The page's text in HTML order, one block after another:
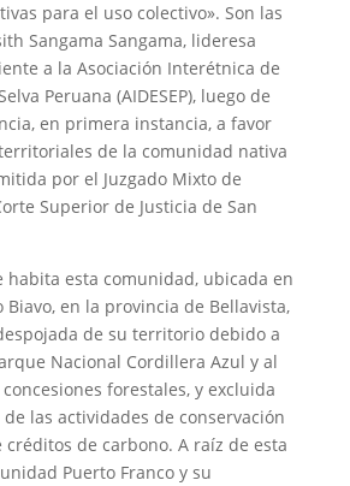
para el uso colectivo». Son las
Sangama Sangama, lideresa
a la Asociación Interétnica de
Peruana (AIDESEP), luego de
en primera instancia, a favor
de la comunidad nativa
por el Juzgado Mixto de
Superior de Justicia de San
habita esta comunidad, ubicada en
en la provincia de Bellavista,
de su territorio debido a
Nacional Cordillera Azul y al
forestales, y excluida
las actividades de conservación
créditos de carbono. A raíz de esta
Puerto Franco y su